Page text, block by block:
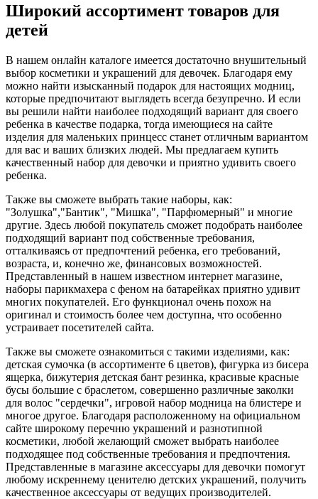
Широкий ассортимент товаров для
детей
В нашем онлайн каталоге имеется достаточно внушительный
выбор косметики и украшений для девочек. Благодаря ему
можно найти изысканный подарок для настоящих модниц,
которые предпочитают выглядеть всегда безупречно. И если
вы решили найти наиболее подходящий вариант для своего
ребенка в качестве подарка, тогда имеющиеся на сайте
изделия для маленьких принцесс станет отличным вариантом
для вас и ваших близких людей. Мы предлагаем купить
качественный набор для девочки и приятно удивить своего
ребенка.
Также вы сможете выбрать такие наборы, как:
"Золушка","Бантик", "Мишка", "Парфюмерный" и многие
другие. Здесь любой покупатель сможет подобрать наиболее
подходящий вариант под собственные требования,
отталкиваясь от предпочтений ребенка, его требований,
возраста, и, конечно же, финансовых возможностей.
Представленный в нашем известном интернет магазине,
наборы парикмахера с феном на батарейках приятно удивит
многих покупателей. Его функционал очень похож на
оригинал и стоимость более чем доступна, что особенно
устраивает посетителей сайта.
Также вы сможете ознакомиться с такими изделиями, как:
детская сумочка (в ассортименте 6 цветов), фигурка из бисера
ящерка, бижутерия детская бант резинка, красивые красные
бусы большие с браслетом, совершенно различные заколки
для волос "сердечки", игровой набор модница на блистере и
многое другое. Благодаря расположенному на официальном
сайте широкому перечню украшений и разнотипной
косметики, любой желающий сможет выбрать наиболее
подходящее под собственные требования и предпочтения.
Представленные в магазине аксессуары для девочки помогут
любому искреннему ценителю детских украшений, получить
качественное аксессуары от ведущих производителей.